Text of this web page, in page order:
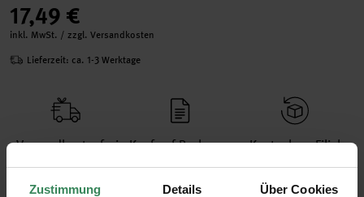
Zustimmung Details Über Cookies
17,49 €
inkl. MwSt. / zzgl. Versandkosten
Lieferzeit: ca. 1-3 Werktage
Versand­kosten­frei
Kauf auf Rechnung
Kosten­lose Filial­